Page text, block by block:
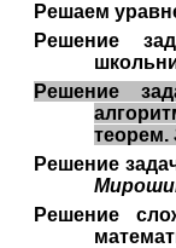
Решаем
Решение
Решение
теорем.
Решение
Решение